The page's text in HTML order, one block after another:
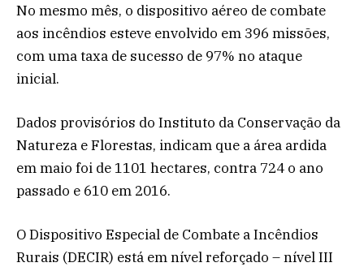
No mesmo mês, o dispositivo aéreo de combate
aos incêndios esteve envolvido em 396 missões,
com uma taxa de sucesso de 97% no ataque
inicial.
Dados provisórios do Instituto da Conservação da
Natureza e Florestas, indicam que a área ardida
em maio foi de 1101 hectares, contra 724 o ano
passado e 610 em 2016.
O Dispositivo Especial de Combate a Incêndios
Rurais (DECIR) está em nível reforçado – nível III